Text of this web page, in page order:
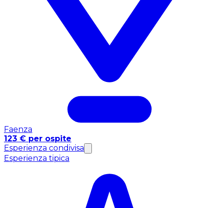
Faenza
123 € per ospite
Esperienza condivisa
Esperienza tipica